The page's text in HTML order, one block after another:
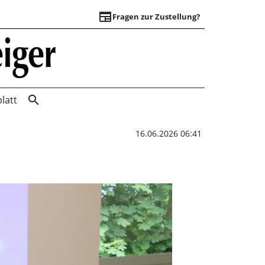
newspaperFragen zur Zustellung?
Vorlesetag in der
search
16.06.2026 06:41